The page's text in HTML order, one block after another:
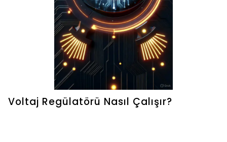
Voltaj Regülatörü Nasıl Çalışır?